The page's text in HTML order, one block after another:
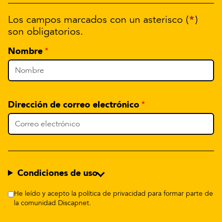
Los campos marcados con un asterisco (*)
son obligatorios.
Nombre
Dirección de correo electrónico
Condiciones de uso
He leído y acepto la política de privacidad para formar parte de
la comunidad Discapnet.